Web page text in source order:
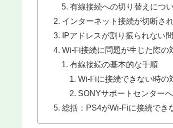
有線接続への切り替えにつ
インターネット接続が切断さ
IPアドレスが割り振られない
Wi-Fi接続に問題が生じた際の
有線接続の基本的な手順
Wi-Fiに接続できない時の
SONYサポートセンター
総括：PS4がWi-Fiに接続でき